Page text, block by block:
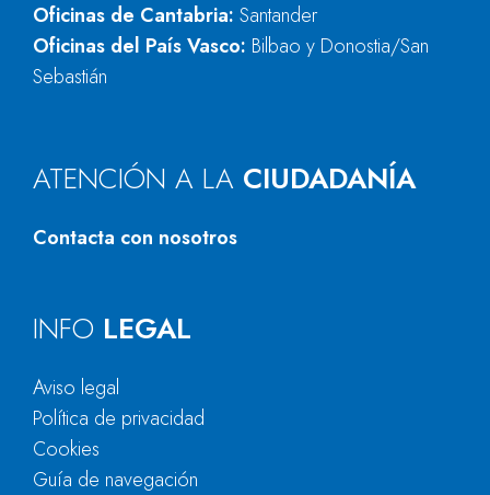
Oficinas de Cantabria: Santander
Oficinas del País Vasco: Bilbao y Donostia/San
Sebastián
ATENCIÓN A LA CIUDADANÍA
Contacta con nosotros
INFO LEGAL
Aviso legal
Política de privacidad
Cookies
Guía de navegación